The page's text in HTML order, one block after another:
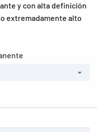
y con alta definición
extremadamente alto